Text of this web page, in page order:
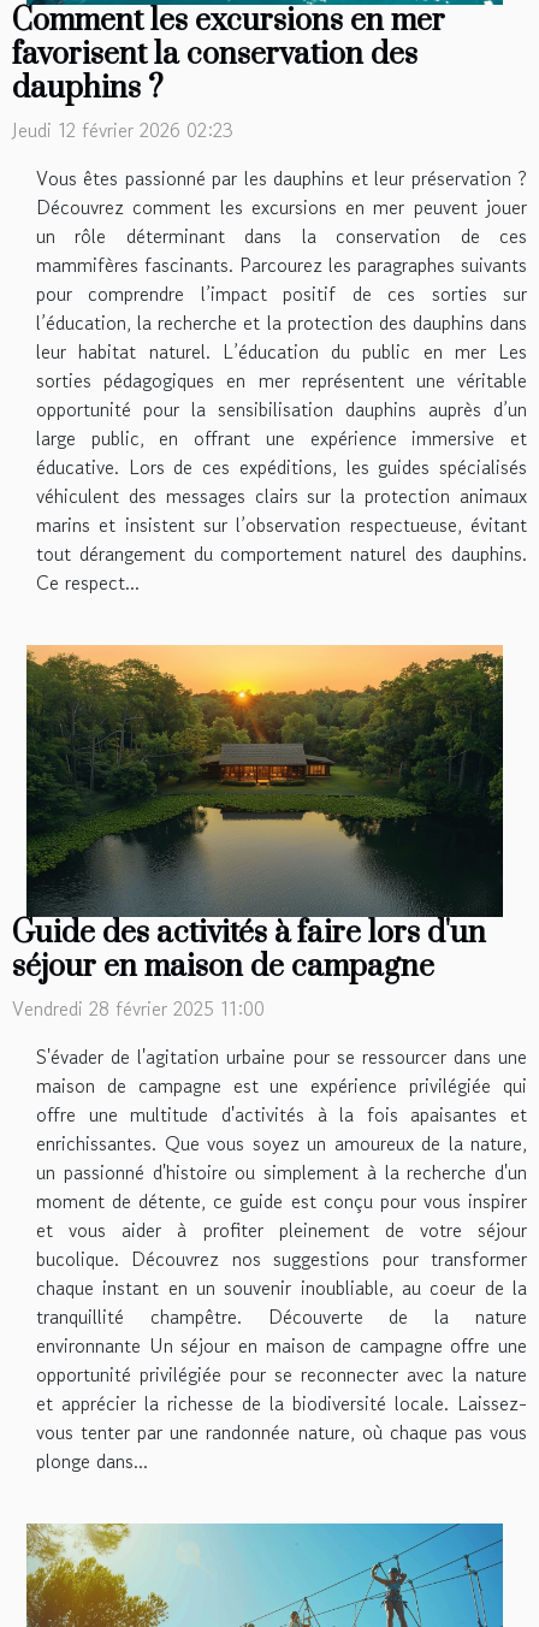
Comment les excursions en mer
favorisent la conservation des
dauphins ?
Jeudi 12 février 2026 02:23
Vous êtes passionné par les dauphins et leur préservation ?
Découvrez comment les excursions en mer peuvent jouer
un rôle déterminant dans la conservation de ces
mammifères fascinants. Parcourez les paragraphes suivants
pour comprendre l’impact positif de ces sorties sur
l’éducation, la recherche et la protection des dauphins dans
leur habitat naturel. L’éducation du public en mer Les
sorties pédagogiques en mer représentent une véritable
opportunité pour la sensibilisation dauphins auprès d’un
large public, en offrant une expérience immersive et
éducative. Lors de ces expéditions, les guides spécialisés
véhiculent des messages clairs sur la protection animaux
marins et insistent sur l’observation respectueuse, évitant
tout dérangement du comportement naturel des dauphins.
Ce respect...
Guide des activités à faire lors d'un
séjour en maison de campagne
Vendredi 28 février 2025 11:00
S'évader de l'agitation urbaine pour se ressourcer dans une
maison de campagne est une expérience privilégiée qui
offre une multitude d'activités à la fois apaisantes et
enrichissantes. Que vous soyez un amoureux de la nature,
un passionné d'histoire ou simplement à la recherche d'un
moment de détente, ce guide est conçu pour vous inspirer
et vous aider à profiter pleinement de votre séjour
bucolique. Découvrez nos suggestions pour transformer
chaque instant en un souvenir inoubliable, au coeur de la
tranquillité champêtre. Découverte de la nature
environnante Un séjour en maison de campagne offre une
opportunité privilégiée pour se reconnecter avec la nature
et apprécier la richesse de la biodiversité locale. Laissez-
vous tenter par une randonnée nature, où chaque pas vous
plonge dans...